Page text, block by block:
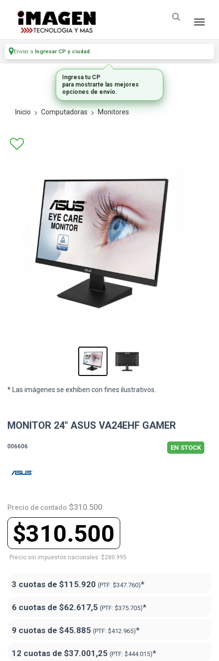
Enviar a Ingresar CP y ciudad
Inicio Computadoras Monitores
* Las imágenes se exhiben con fines ilustrativos.
MONITOR 24" ASUS VA24EHF GAMER
006606 EN STOCK
Precio de contado $310.500
$310.500
Precio sin impuestos nacionales: $280.995
3 cuotas de $115.920 (PTF: $347.760)*
6 cuotas de $62.617,5 (PTF: $375.705)*
9 cuotas de $45.885 (PTF: $412.965)*
12 cuotas de $37.001,25 (PTF: $444.015)*
Ingresa tu CP
para mostrarte las mejores
opciones de envío.